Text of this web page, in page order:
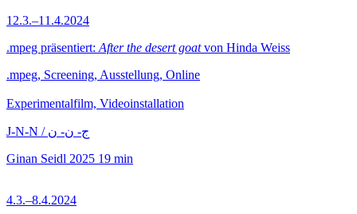
12.3.–11.4.2024
.mpeg präsentiert: After the desert goatvon Hinda Weiss
.mpeg, Screening, Ausstellung, Online
Experimentalfilm, Videoinstallation
J-N-N / ج- ن- ن
Ginan Seidl 2025 19 min
4.3.–8.4.2024